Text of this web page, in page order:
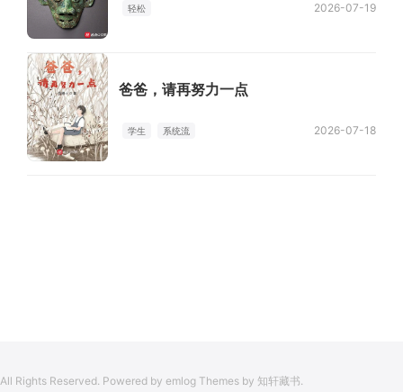
轻松 2026-07-19
爸爸，请再努力一点
学生 系统流 2026-07-18
All Rights Reserved. Powered by emlog Themes by 知轩藏书.